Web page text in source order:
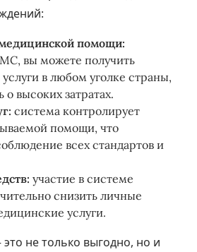
помощи:
вы можете получить
в любом уголке страны,
о высоких затратах.
система контролирует
помощи, что
всех стандартов и
участие в системе
снизить личные
услуги.
не только выгодно, но и